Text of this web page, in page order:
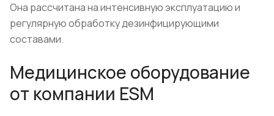
Она рассчитана на интенсивную эксплуатацию и
регулярную обработку дезинфицирующими
составами.
Медицинское оборудование
от компании ESM